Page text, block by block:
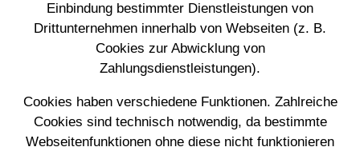
Einbindung bestimmter Dienstleistungen von
Drittunternehmen innerhalb von Webseiten (z. B.
Cookies zur Abwicklung von
Zahlungsdienstleistungen).
Cookies haben verschiedene Funktionen. Zahlreiche
Cookies sind technisch notwendig, da bestimmte
Webseitenfunktionen ohne diese nicht funktionieren